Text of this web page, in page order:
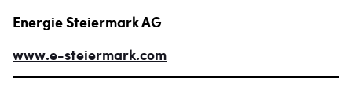
Energie Steiermark AG
www.e-steiermark.com